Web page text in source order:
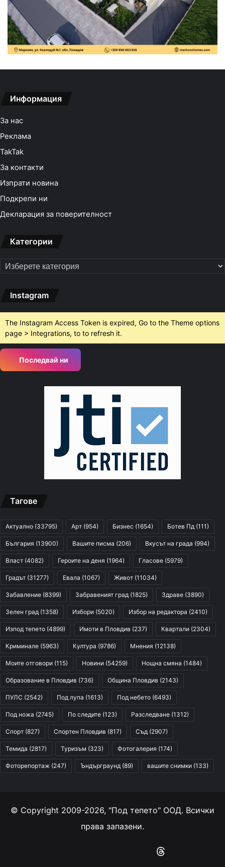
Информация
За нас
Реклама
TakTak
За контакти
Изпрати новина
Подкрепи ни
Декларация за поверителност
Категории
Категории
Instagram
The Instagram Access Token is expired, Go to the Theme options
page > Integrations, to to refresh it.
Последвай ни
Тагове
Актуално (33795) Арт (954) Бизнес (1654) Ботев Пд (111)
България (13900) Вашите писма (206) Вкусът на града (994)
Власт (4082) Героите на деня (1964) Гласове (5979)
Градът (31277) Евала (1067) Живот (11034)
Забавление (8399) Забравеният град (1825) Здраве (3890)
Зелен град (1358) Избори (5020) Избор на редактора (2410)
Изпод тепето (4899) Имоти в Пловдив (237) Квартали (2304)
Криминале (5963) Култура (9786) Мнения (12138)
Моите отговори (115) Новини (54259) Нощна смяна (1484)
Образование в Пловдив (736) Община Пловдив (2143)
ПУЛС (2542) Под лупа (1613) Под небето (6493)
Под ножа (2745) По следите (123) Разследване (1312)
Спорт (827) Спортен Пловдив (817) Съд (2907)
Темида (2817) Туризъм (323) Фотогалерия (174)
Фоторепортаж (247) Ъндърграунд (89) вашите снимки (133)
© Copyright 2009-2026, "Под тепето" ООД. Всички
права запазени.
Instagram